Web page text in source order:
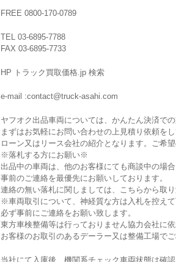
FREE 0800-170-0789
TEL 03-6895-7788
FAX 03-6895-7733
HP トラック買取価格.jp 検索
e-mail :contact@truck-asahi.com
ヤフオク出品車両については、かんたん決済で
まずはお気軽にお問い合わせの上見積り依頼をし
ローン又はリース会社の紹介となります。ご希
※落札する方にお願い※
出品中の車両は、他のお客様にても商談中の場
事前のご連絡を最優先にお願いしております。
連絡の無い落札に関しましては、こちらから取り
※車両取引について、神経質な方は入札を控えて
必ず事前にご連絡をお願い致します。
東方車検整備等は行っておりません協力会社に
お客様のお取引のあるデーラー又は整備工場で
当社にて入庫後、機関系チェック車両状態は確認